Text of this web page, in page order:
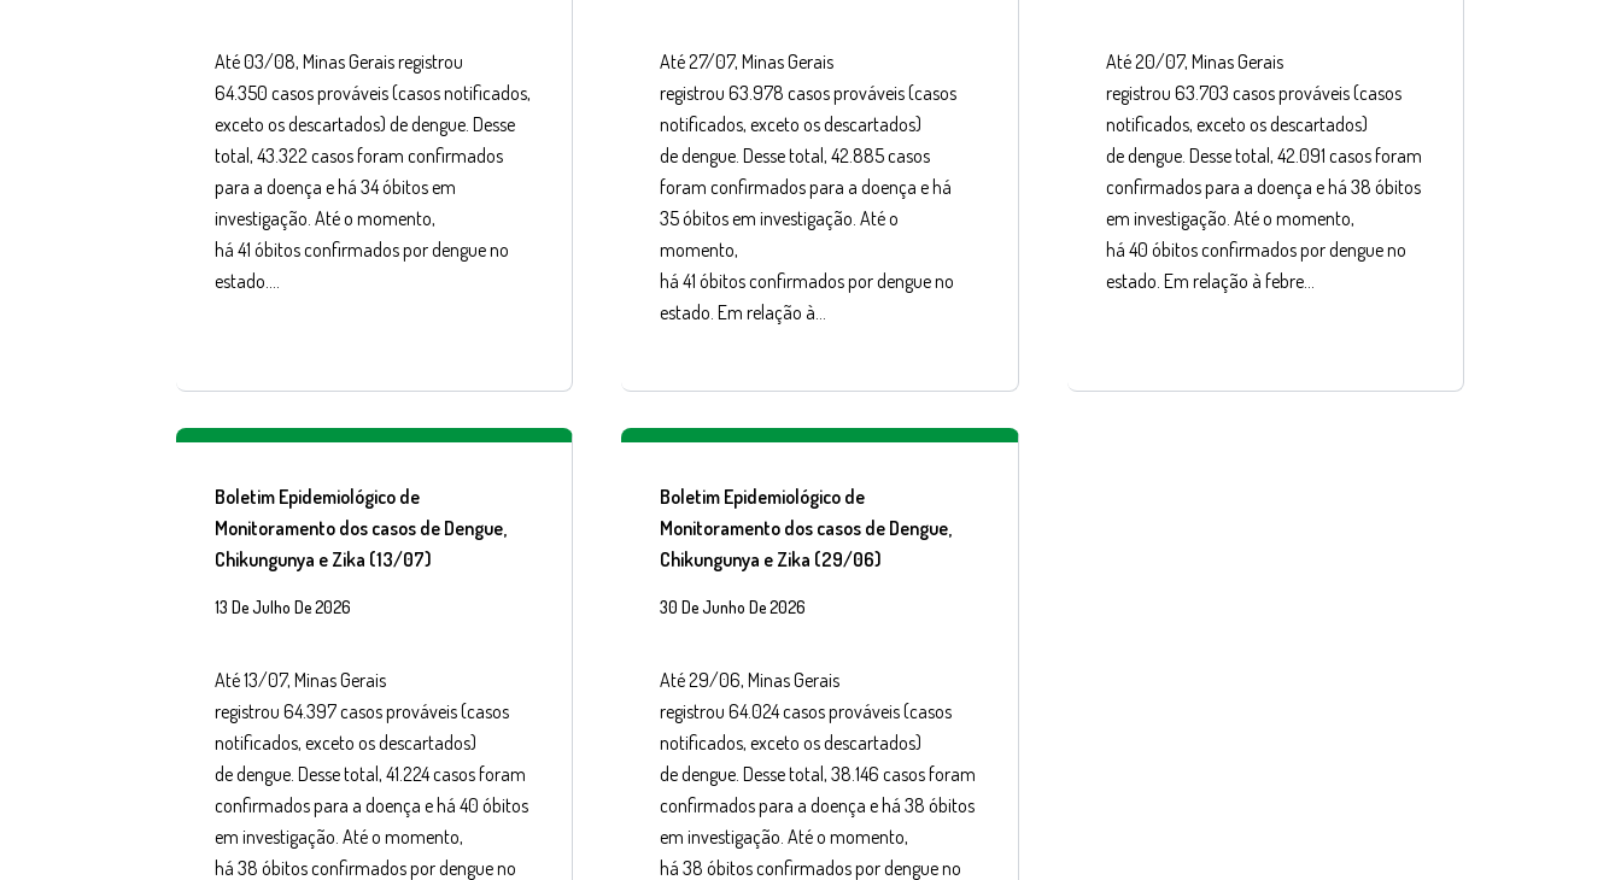
Até 03/08, Minas Gerais registrou
64.350 casos prováveis (casos notificados,
exceto os descartados) de dengue. Desse
total, 43.322 casos foram confirmados
para a doença e há 34 óbitos em
investigação. Até o momento,
há 41 óbitos confirmados por dengue no
estado….
Até 27/07, Minas Gerais
registrou 63.978 casos prováveis (casos
notificados, exceto os descartados)
de dengue. Desse total, 42.885 casos
foram confirmados para a doença e há
35 óbitos em investigação. Até o
momento,
há 41 óbitos confirmados por dengue no
estado. Em relação à…
Até 20/07, Minas Gerais
registrou 63.703 casos prováveis (casos
notificados, exceto os descartados)
de dengue. Desse total, 42.091 casos foram
confirmados para a doença e há 38 óbitos
em investigação. Até o momento,
há 40 óbitos confirmados por dengue no
estado. Em relação à febre…
Boletim Epidemiológico de
Monitoramento dos casos de Dengue,
Chikungunya e Zika (13/07)
13 De Julho De 2026
Até 13/07, Minas Gerais
registrou 64.397 casos prováveis (casos
notificados, exceto os descartados)
de dengue. Desse total, 41.224 casos foram
confirmados para a doença e há 40 óbitos
em investigação. Até o momento,
há 38 óbitos confirmados por dengue no
Boletim Epidemiológico de
Monitoramento dos casos de Dengue,
Chikungunya e Zika (29/06)
30 De Junho De 2026
Até 29/06, Minas Gerais
registrou 64.024 casos prováveis (casos
notificados, exceto os descartados)
de dengue. Desse total, 38.146 casos foram
confirmados para a doença e há 38 óbitos
em investigação. Até o momento,
há 38 óbitos confirmados por dengue no